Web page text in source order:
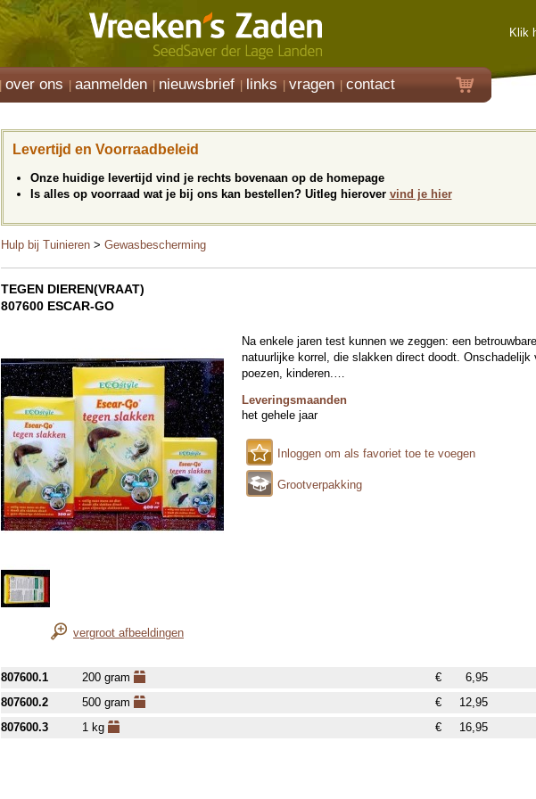
Klik
over ons aanmelden nieuwsbrief links vragen contact
Levertijd en Voorraadbeleid
Onze huidige levertijd vind je rechts bovenaan op de homepage
Is alles op voorraad wat je bij ons kan bestellen? Uitleg hierover vind je hier
Hulp bij Tuinieren > Gewasbescherming
TEGEN DIEREN(VRAAT)
807600 ESCAR-GO
vergroot afbeeldingen
Na enkele jaren test kunnen we zeggen: een
natuurlijke korrel, die slakken direct doodt. Onschadelijk
poezen, kinderen.…
Leveringsmaanden
het gehele jaar
Inloggen om als favoriet toe te voegen
Grootverpakking
807600.1 200 gram € 6,95
807600.2 500 gram € 12,95
807600.3 1 kg € 16,95